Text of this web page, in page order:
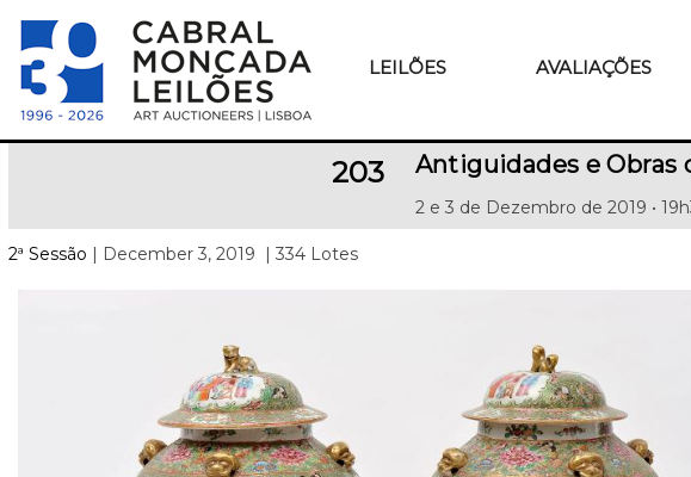
LEILÕES AVALIAÇÕES
203 Antiguidades e Obras
2 e 3 de Dezembro de 2019 •
2ª Sessão | December 3, 2019 | 334 Lotes